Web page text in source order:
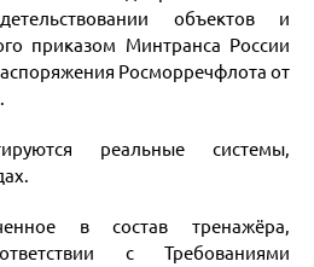
объектов и
приказом Минтранса России
Росморречфлота от
реальные системы,
в состав тренажёра,
с Требованиями